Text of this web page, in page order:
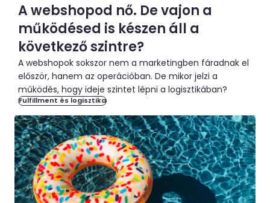
A webshopod nő. De vajon a
működésed is készen áll a
következő szintre?
A webshopok sokszor nem a marketingben fáradnak el
először, hanem az operációban. De mikor jelzi a
működés, hogy ideje szintet lépni a logisztikában?
Fulfillment és logisztika